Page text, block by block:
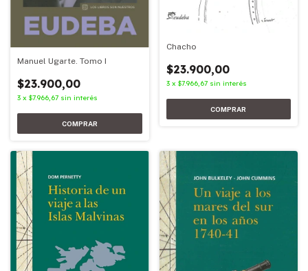
Manuel Ugarte. Tomo I
$23.900,00
3 x $7.966,67 sin interés
Chacho
$23.900,00
3 x $7.966,67 sin interés